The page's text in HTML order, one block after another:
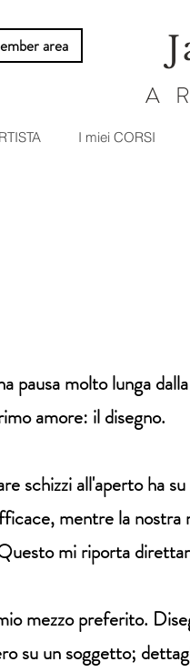
area
I miei CORSI
pausa molto lunga
amore: il disegno.
schizzi all'aperto ha
mentre la nostra
mi riporta
mezzo preferito.
su un soggetto;